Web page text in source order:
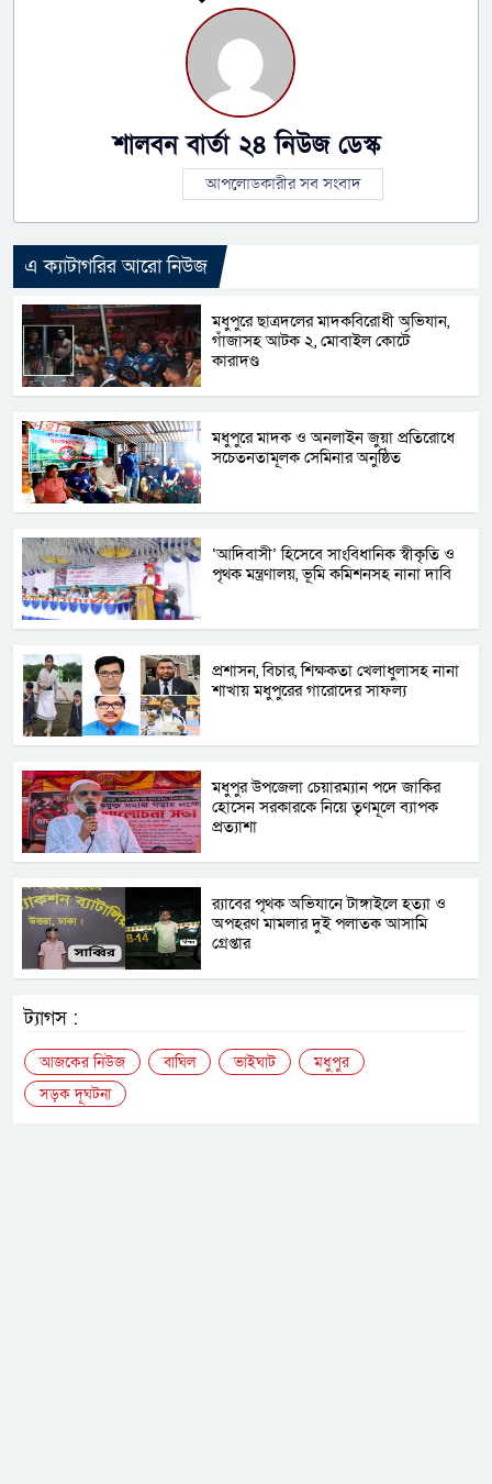
শালবন বার্তা ২৪ নিউজ ডেস্ক
আপলোডকারীর সব সংবাদ
এ ক্যাটাগরির আরো নিউজ
মধুপুরে ছাত্রদলের মাদকবিরোধী অভিযান,
গাঁজাসহ আটক ২, মোবাইল কোর্টে
কারাদণ্ড
মধুপুরে মাদক ও অনলাইন জুয়া প্রতিরোধে
সচেতনতামূলক সেমিনার অনুষ্ঠিত
‘আদিবাসী’ হিসেবে সাংবিধানিক স্বীকৃতি ও
পৃথক মন্ত্রণালয়, ভূমি কমিশনসহ নানা দাবি
প্রশাসন, বিচার, শিক্ষকতা খেলাধুলাসহ নানা
শাখায় মধুপুরের গারোদের সাফল্য
মধুপুর উপজেলা চেয়ারম্যান পদে জাকির
হোসেন সরকারকে নিয়ে তৃণমূলে ব্যাপক
প্রত্যাশা
র‌্যাবের পৃথক অভিযানে টাঙ্গাইলে হত্যা ও
অপহরণ মামলার দুই পলাতক আসামি
গ্রেপ্তার
ট্যাগস :
আজকের নিউজ বাঘিল ভাইঘাট
মধুপুর
সড়ক দূঘটনা